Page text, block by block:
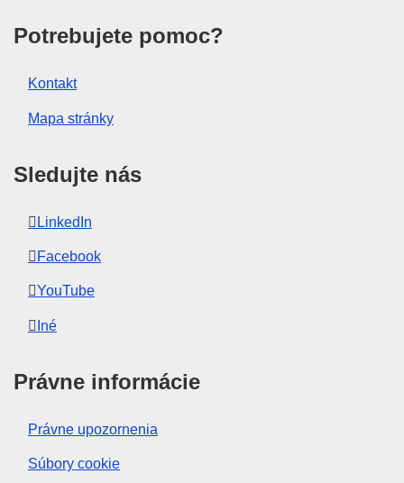
Potrebujete pomoc?
Kontakt
Mapa stránky
Sledujte nás
LinkedIn
Facebook
YouTube
Iné
Právne informácie
Právne upozornenia
Súbory cookie